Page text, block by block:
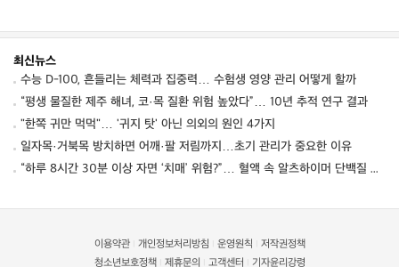
최신뉴스
수능 D-100, 흔들리는 체력과 집중력… 수험생 영양 관리 어떻게 할까
“평생 물질한 제주 해녀, 코·목 질환 위험 높았다”… 10년 추적 연구 결과
"한쪽 귀만 먹먹"… '귀지 탓' 아닌 의외의 원인 4가지
일자목·거북목 방치하면 어깨·팔 저림까지…초기 관리가 중요한 이유
“하루 8시간 30분 이상 자면 ‘치매’ 위험?”… 혈액 속 알츠하이머 단백질 늘었다
이용약관 개인정보처리방침 운영원칙
저작권정책
청소년보호정책
제휴문의 고객센터 기자윤리강령